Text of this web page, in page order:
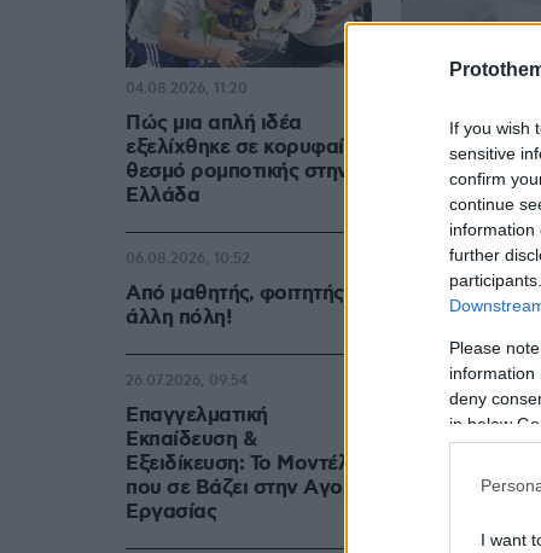
If you wish
sensitive
confirm
continue
information
further
Please
information
deny
in below
I want
Πώς μια απλή ιδέα
εξελίχθηκε σε κορυφαίο
θεσμό ρομποτικής στην
Ελλάδα
04.08.2026, 11:20
Από μαθητής, φοιτητής σε
άλλη πόλη!
06.08.2026, 10:52
Επαγγελματική
Εκπαίδευση &
Εξειδίκευση: Το Mοντέλο
που σε Bάζει στην Aγορά
Eργασίας
26.07.2026, 09:54